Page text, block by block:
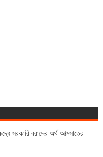
সরকারি বরাদ্দের অর্থ আত্মসাতের